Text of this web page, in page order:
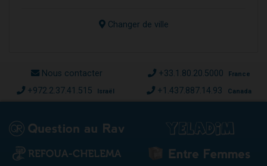
Changer de ville
Nous contacter +33.1.80.20.5000 France
+972.2.37.41.515 Israël +1.437.887.14.93 Canada